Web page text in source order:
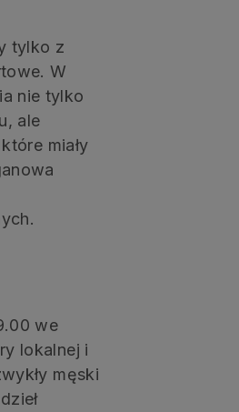
tylko z
W
nie tylko
ale
miały
we
lokalnej i
męski